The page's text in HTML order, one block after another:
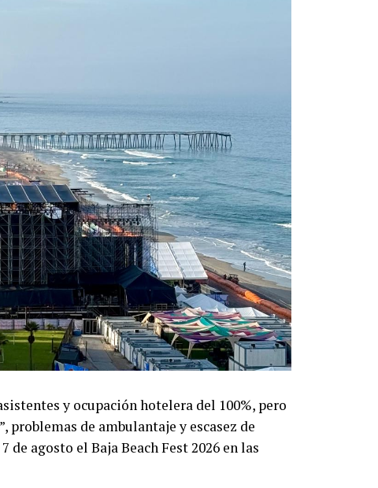
y ocupación hotelera del 100%, pero
problemas de ambulantaje y escasez de
agosto el Baja Beach Fest 2026 en las